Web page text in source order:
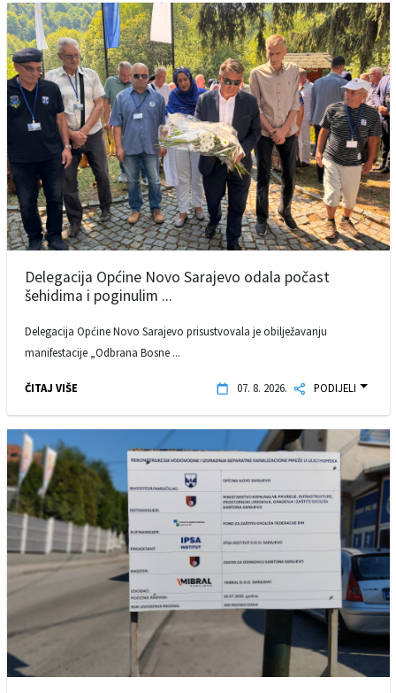
Delegacija Općine Novo Sarajevo odala počast
šehidima i poginulim ...
Delegacija Općine Novo Sarajevo prisustvovala je obilježavanju
manifestacije „Odbrana Bosne ...
ČITAJ VIŠE 07. 8. 2026. PODIJELI